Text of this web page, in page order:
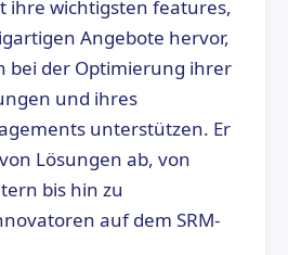
ihre wichtigsten features,
Angebote hervor,
bei der Optimierung ihrer
und ihres
unterstützen. Er
Lösungen ab, von
bis hin zu
auf dem SRM-